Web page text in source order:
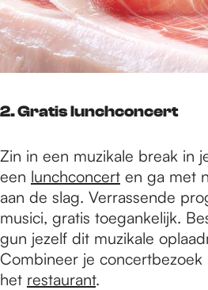
2. Gratis lunchconcert
Zin in een muzikale break in
een lunchconcert en ga met
aan de slag. Verrassende
musici, gratis toegankelijk.
gun jezelf dit muzikale
Combineer je
het restaurant.